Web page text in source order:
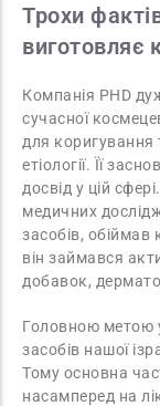
Трохи
виготовляє
Компанія PHD
сучасної
для коригування
етіології. Її
досвід у цій
медичних
засобів, обіймав
він займався
добавок,
Головною метою
засобів нашої
Тому основна
насамперед на